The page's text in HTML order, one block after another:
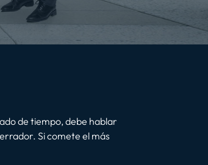
de tiempo, debe hablar
Si comete el más